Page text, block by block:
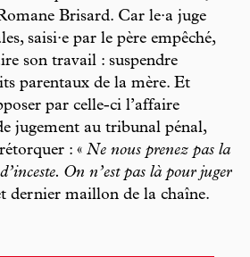
Brisard. Car le·a juge
saisi·e par le père empêché,
son travail : suspendre
parentaux de la mère. Et
par celle-ci l’affaire
jugement au tribunal pénal,
: « Ne nous prenez pas la
On n’est pas là pour juger
dernier maillon de la chaîne.